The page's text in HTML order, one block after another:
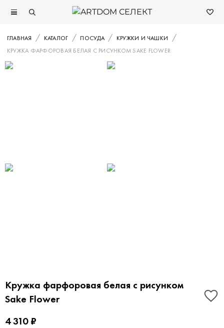
ГЛАВНАЯ КАТАЛОГ ПОСУДА
КРУЖКИ И ЧАШКИ
КРУЖКА ФАРФОРОВАЯ БЕЛАЯ С РИСУНКОМ SAKE FLOWER
Кружка фарфоровая белая с рисунком
Sake Flower
4 310 ₽